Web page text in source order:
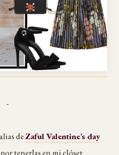
-
deZaful Valentine’s day
tenerlas en mi clóset.